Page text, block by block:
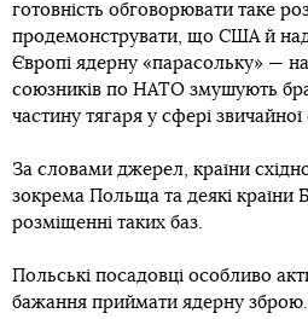
готовність обговорювати таке
продемонструвати, що США й
Європі ядерну «парасольку» —
союзників по НАТО змушують
частину тягаря у сфері
За словами джерел, країни
зокрема Польща та деякі країни
розміщенні таких баз.
Польські посадовці особливо
бажання приймати ядерну